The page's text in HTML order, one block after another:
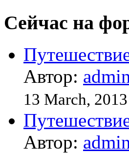
Сейчас на
Автор:
13 March,
Автор: